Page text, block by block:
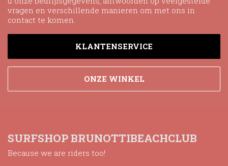
vragen en verschillende manieren om met ons in
contact te komen.
KLANTENSERVICE
ONZE WINKEL
SURFSHOP BRUNOTTIBEACHCLUB
Because we are riders too!